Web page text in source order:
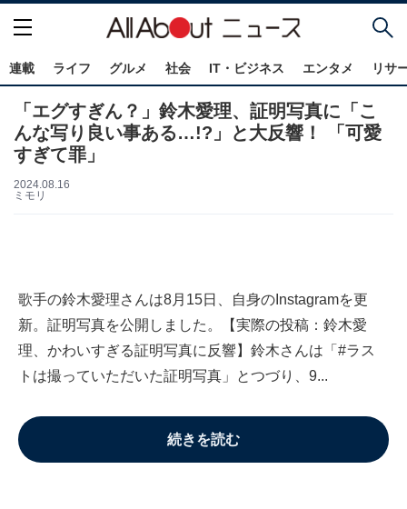
連載 ライフ グルメ 社会 IT・ビジネス エンタメ リサ
「エグすぎん？」鈴木愛理、証明写真に「こ
んな写り良い事ある…!?」と大反響！ 「可愛
すぎて罪」
2024.08.16
ミモリ
歌手の鈴木愛理さんは8月15日、自身のInstagramを更
新。証明写真を公開しました。【実際の投稿：鈴木愛
理、かわいすぎる証明写真に反響】鈴木さんは「#ラス
トは撮っていただいた証明写真」とつづり、9...
続きを読む